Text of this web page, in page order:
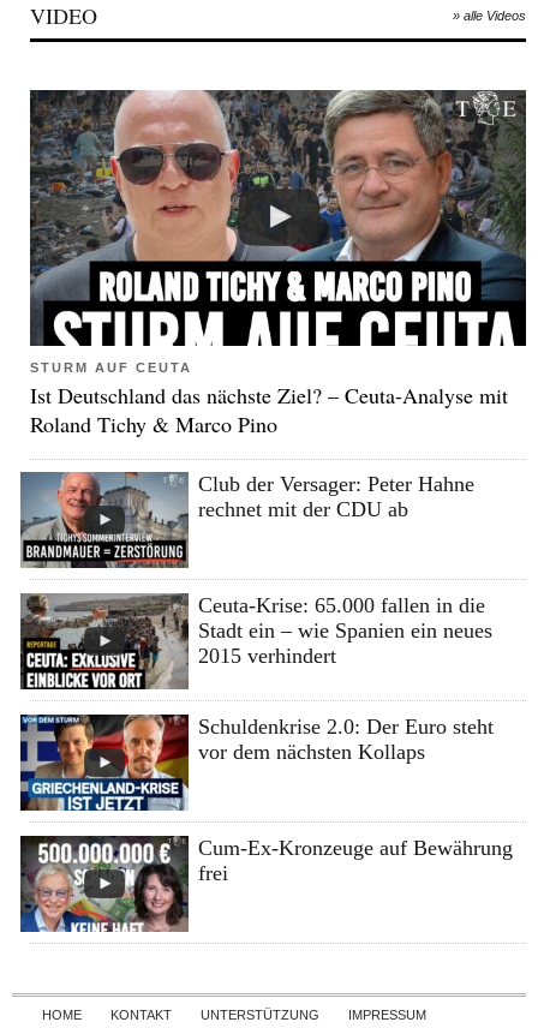
VIDEO » alle Videos
STURM AUF CEUTA
Ist Deutschland das nächste Ziel? – Ceuta-Analyse mit
Roland Tichy & Marco Pino
Club der Versager: Peter Hahne
rechnet mit der CDU ab
Ceuta-Krise: 65.000 fallen in die
Stadt ein – wie Spanien ein neues
2015 verhindert
Schuldenkrise 2.0: Der Euro steht
vor dem nächsten Kollaps
Cum-Ex-Kronzeuge auf Bewährung
frei
Skip to content
HOME KONTAKT UNTERSTÜTZUNG IMPRESSUM